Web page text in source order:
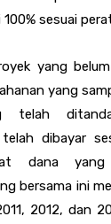
sesuai
yang
yang
telah
telah dibayar
dana
bersama ini
2012, dan